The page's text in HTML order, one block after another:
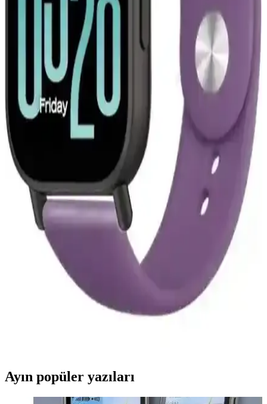
Apple iPhone 16 Pro Max 512GB Siyah: Gelişmiş
Kamera ve Yüksek Performanslı Akıllı Telefon
iPhone 16 Pro Max, titanyum tasarımı, 6,9 inç ekran ve gelişmiş
kameralarıyla öne çıkan yüksek performanslı akıllı telefon. Uzun pil
ömrü ve yenilikçi özellikleriyle kullanıcıların beklentilerini karşılar.
JLab'in Abartılı Boyuttaki Bluetooth
Hoparlörlerinin Tasarımı ve Kamu Alanlarındaki
Etkileri
JLab'in boyun etrafına takılan büyük Bluetooth hoparlörleri, müziği
çevreye yayarak yeni bir deneyim sunuyor. Ancak kamu alanlarında
kullanımı sosyal ve sağlık açısından tartışmalara yol açıyor.
Actto Çok Kademeli Notebook Stanı: Ergonomik ve
Fonksiyonel Tasarım Özellikleri
Actto Çok Kademeli Notebook Stanı, ergonomik tasarımı ve
dayanıklı malzemeleriyle uzun süreli kullanımlar için ideal.
Ayarlanabilir yükseklik ve kablo düzenleme özellikleriyle çalışma
konforunu artırır.
Xiaomi Redmi Watch 5 Active Uyumlu Silikon
Kayışın Özellikleri ve Kullanıcı Yorumları
Xiaomi Redmi Watch 5 Active ile uyumlu silikon kayış, hafifliği,
Ayın popüler yazıları